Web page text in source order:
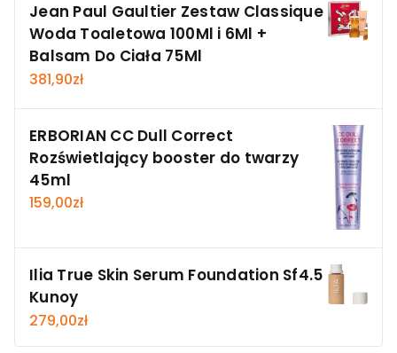
Jean Paul Gaultier Zestaw Classique
Woda Toaletowa 100Ml i 6Ml +
Balsam Do Ciała 75Ml
381,90zł
ERBORIAN CC Dull Correct
Rozświetlający booster do twarzy
45ml
159,00zł
Ilia True Skin Serum Foundation Sf4.5
Kunoy
279,00zł